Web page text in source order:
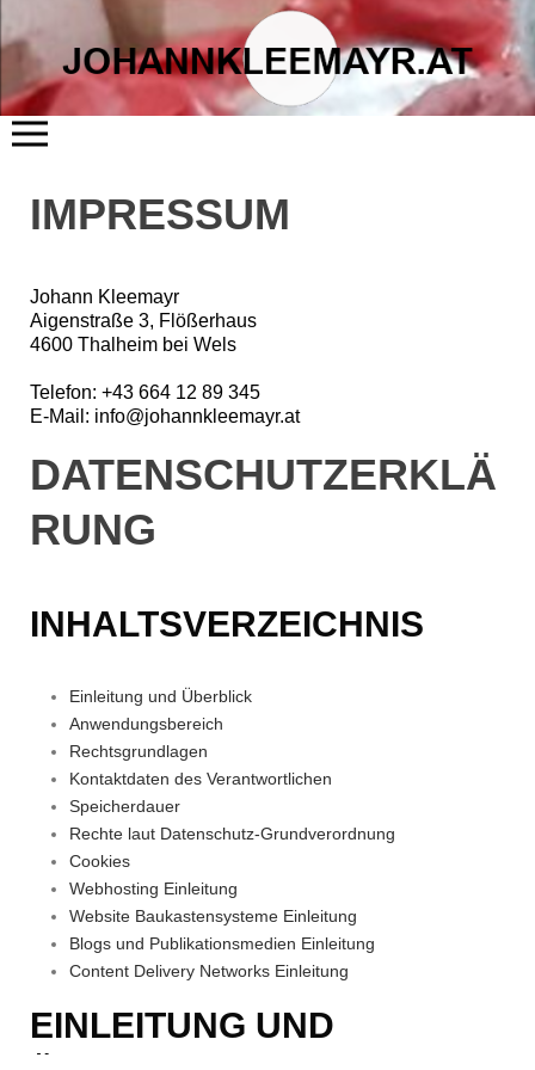
ÜBER MICH
LITERATUR
IMPRESSUM
Johann Kleemayr
Aigenstraße 3, Flößerhaus
4600 Thalheim bei Wels
Telefon: +43 664 12 89 345
E-Mail: info@johannkleemayr.at
DATENSCHUTZERKLÄ
RUNG
INHALTSVERZEICHNIS
Einleitung und Überblick
Anwendungsbereich
Rechtsgrundlagen
Kontaktdaten des Verantwortlichen
Speicherdauer
Rechte laut Datenschutz-Grundverordnung
Cookies
Webhosting Einleitung
Website Baukastensysteme Einleitung
Blogs und Publikationsmedien Einleitung
Content Delivery Networks Einleitung
EINLEITUNG UND